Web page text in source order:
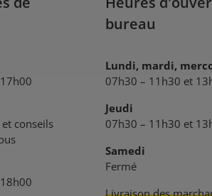
conseils
bureau
Lundi, mardi,
07h30 – 11h30 et
Jeudi
07h30 – 11h30 et
Samedi
Fermé